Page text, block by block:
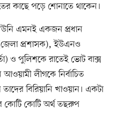
কাছে পড়ে শোনাতে থাকেন।
এমনই একজন প্রধান
(জেলা প্রশাসক), ইউএনও
ও পুলিশকে রাতেই ভোট বাক্স
লীগকে নির্বাচিত
বিরিয়ানি খাওয়ান। একটা
কোটি কোটি অর্থ তছরুপ